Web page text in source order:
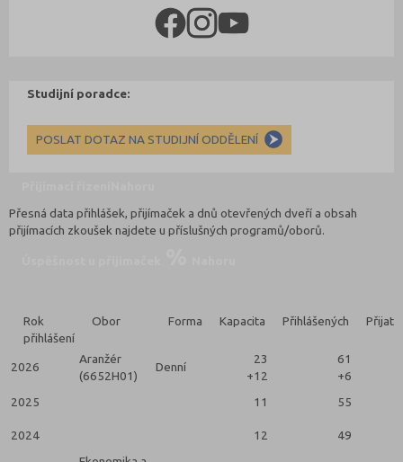
Studijní poradce:
POSLAT DOTAZ NA STUDIJNÍ ODDĚLENÍ
Přesná data přihlášek, přijímaček a dnů otevřených dveří a obsah
přijímacích zkoušek najdete u příslušných programů/oborů.
Rok
přihlášení
Obor Forma Kapacita Přihlášených
2026
Aranžér
(6652H01)
Denní
23
+12
61
+6
2025 11 55
2024 12 49